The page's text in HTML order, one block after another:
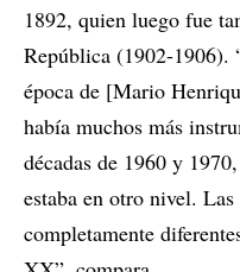
1892, quien luego fue
República (1902-1906).
época de [Mario
había muchos más
décadas de 1960 y
estaba en otro nivel.
completamente